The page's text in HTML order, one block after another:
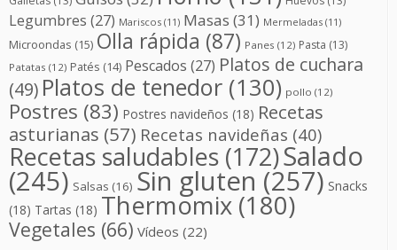
Legumbres (27) Mariscos (11) Masas (31) Mermeladas (11)
Microondas (15) Olla rápida (87) Panes (12) Pasta (13)
Patatas (12) Patés (14) Pescados (27) Platos de cuchara
(49) Platos de tenedor (130) pollo (12)
Postres (83) Postres navideños (18) Recetas
asturianas (57) Recetas navideñas (40)
Recetas saludables (172)Salado
(245) Salsas (16) Sin gluten (257) Snacks
(18) Tartas (18) Thermomix (180)
Vegetales (66) Vídeos (22)